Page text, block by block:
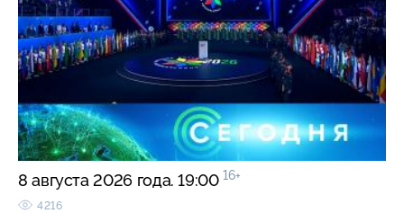
8 августа 2026 года. 19:00 16+
4216